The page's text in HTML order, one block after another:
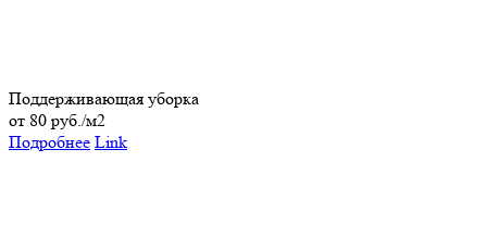
Поддерживающая уборка
от 80 руб./м2
Подробнее Link